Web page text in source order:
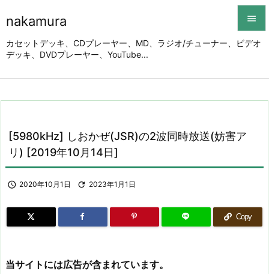
nakamura
カセットデッキ、CDプレーヤー、MD、ラジオ/チューナー、ビデオ
デッキ、DVDプレーヤー、YouTube...





[5980kHz] しおかぜ(JSR)の2波同時放送(妨害ア
リ) [2019年10月14日]
 2020年10月1日  2023年1月1日
Copy
当サイトには広告が含まれています。